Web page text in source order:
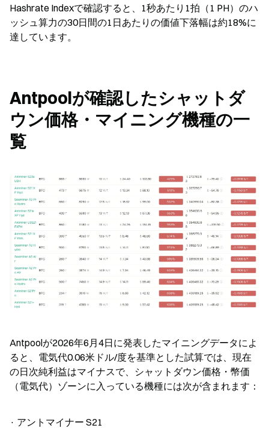
Hashrate Indexで確認すると、1秒あたり1拍（1 PH）のハ
ッシュ算力の30日間の1日あたりの価値下落幅は約18%に
達しています。
Antpoolが確認したシャットダ
ウン価格・マイニング機種の一
覧
Antpoolが2026年6月4日に発表したマイニングデータによ
ると、電気代0.06米ドル/度を基準とした試算では、現在
の日次純利益はマイナスで、シャットダウン価格・幣価
（電気代）ゾーンに入っている機種には次が含まれます：
· アントマイナー S21